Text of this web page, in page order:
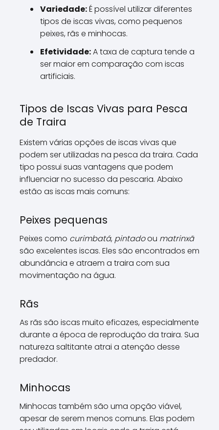
Variedade:É possível utilizar diferentes
tipos de iscas vivas, como pequenos
peixes, rãs e minhocas.
Efetividade:A taxa de captura tende a
ser maior em comparação com iscas
artificiais.
Tipos de Iscas Vivas para Pesca
de Traira
Existem várias opções de iscas vivas que
podem ser utilizadas na pesca da traira. Cada
tipo possui suas vantagens que podem
influenciar no sucesso da pescaria. Abaixo
estão as iscas mais comuns:
Peixes pequenas
Peixes como curimbatá, pintadoou matrinxã
são excelentes iscas. Eles são encontrados em
abundância e atraem a traira com sua
movimentação na água.
Rãs
As rãs são iscas muito eficazes, especialmente
durante a época de reprodução da traira. Sua
natureza saltitante atrai a atenção desse
predador.
Minhocas
Minhocas também são uma opção viável,
apesar de serem menos comuns. Elas podem